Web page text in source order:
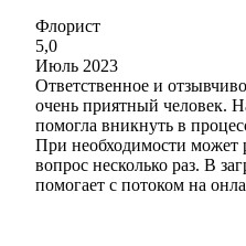
Флорист
5,0
Июль 2023
Ответственное и
очень приятный человек.
помогла вникнуть в
При необходимости может
вопрос несколько раз. В
помогает с потоком на